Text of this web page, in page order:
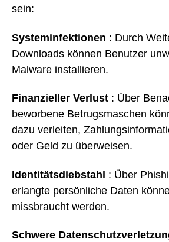
sein:
Systeminfektionen : Durch
Downloads können Benutzer
Malware installieren.
Finanzieller Verlust : Über
beworbene Betrugsmaschen
dazu verleiten,
oder Geld zu überweisen.
Identitätsdiebstahl : Über
erlangte persönliche Daten
missbraucht werden.
Schwere